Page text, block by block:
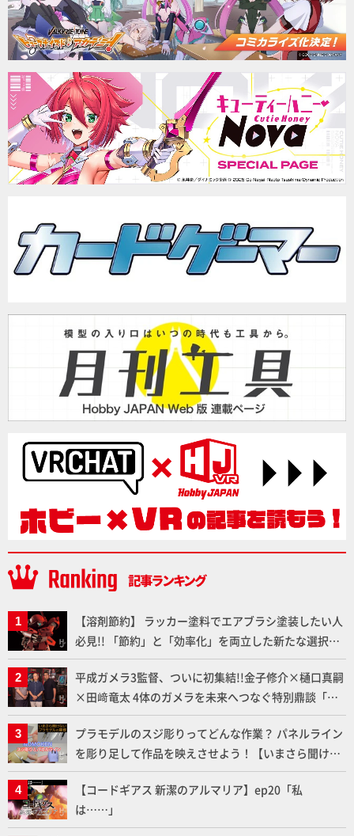
【溶剤節約】 ラッカー塗料でエアブラシ塗装したい人
必見!! 「節約」と「効率化」を両立した新たな選択肢
「カートリッジ式エアーブラシ FLYER-SR2」の使い心
地を「HG ブルーティッシュドッグ」で検証！
平成ガメラ3監督、ついに初集結!!金子修介×樋口真嗣
×田﨑竜太 4体のガメラを未来へつなぐ特別鼎談「ガ
メラ永久保存化プロジェクト FINAL」
プラモデルのスジ彫りってどんな作業？ パネルライン
を彫り足して作品を映えさせよう！【いまさら聞けな
いプラモデルの基礎：スジ彫りとパネルライン】
【コードギアス 新潔のアルマリア】ep20「私
は……」